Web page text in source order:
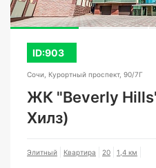
ID:903
Сочи, Курортный проспект, 90/7Г
ЖК "Beverly
Хилз)
Элитный Квартира 20 1,4 км